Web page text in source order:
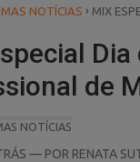
NOTÍCIAS › MIX
de
NOTÍCIAS
— POR RENATA